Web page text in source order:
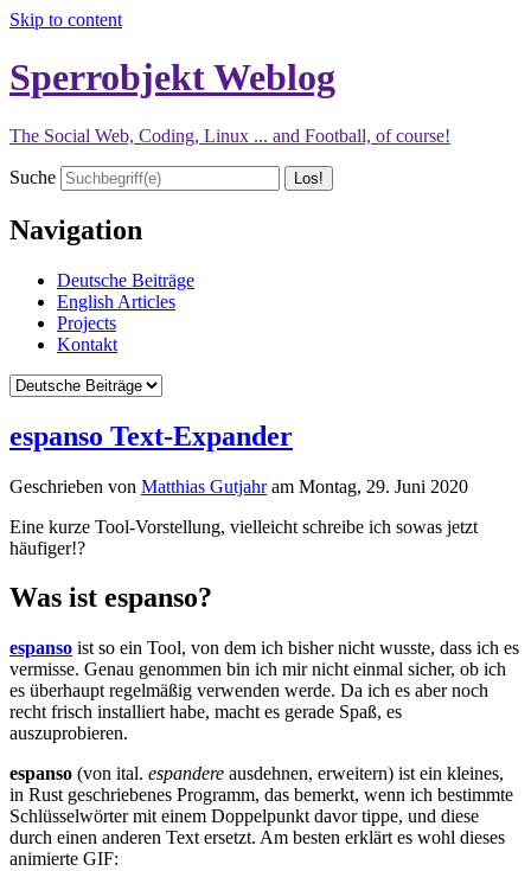
Skip to content
Sperrobjekt Weblog
The Social Web, Coding, Linux ... and Football, of course!
Suche
Navigation
Deutsche Beiträge
English Articles
Projects
Kontakt
espanso Text-Expander
Geschrieben von Matthias Gutjahram Montag, 29. Juni 2020
Eine kurze Tool-Vorstellung, vielleicht schreibe ich sowas jetzt
häufiger!?
Was ist espanso?
espanso ist so ein Tool, von dem ich bisher nicht wusste, dass ich es
vermisse. Genau genommen bin ich mir nicht einmal sicher, ob ich
es überhaupt regelmäßig verwenden werde. Da ich es aber noch
recht frisch installiert habe, macht es gerade Spaß, es
auszuprobieren.
espanso (von ital. espandere ausdehnen, erweitern) ist ein kleines,
in Rust geschriebenes Programm, das bemerkt, wenn ich bestimmte
Schlüsselwörter mit einem Doppelpunkt davor tippe, und diese
durch einen anderen Text ersetzt. Am besten erklärt es wohl dieses
animierte GIF: